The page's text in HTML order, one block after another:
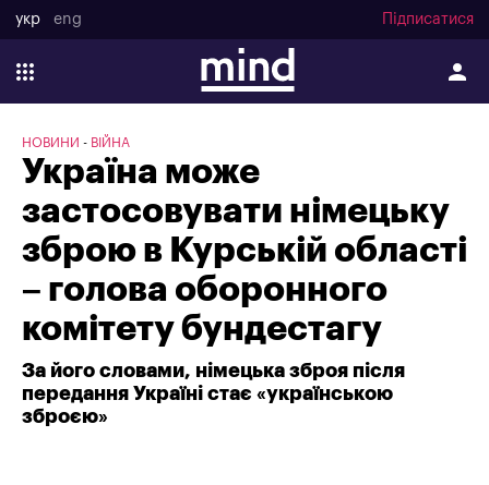
укр eng Підписатися
НОВИНИ ВІЙНА
Україна може
застосовувати німецьку
зброю в Курській області
– голова оборонного
комітету бундестагу
За його словами, німецька зброя після
передання Україні стає «українською
зброєю»